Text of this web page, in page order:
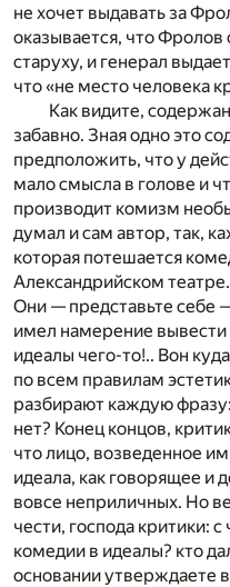
не хочет выдавать за
оказывается, что Фролов
старуху, и генерал
что «не место человека
Как видите,
забавно. Зная одно это
предположить, что у
мало смысла в голове и
производит комизм
думал и сам автор, так,
которая потешается
Александрийском
Они — представьте себе
имел намерение вывести
идеалы чего-то!.. Вон
по всем правилам
разбирают каждую
нет? Конец концов,
что лицо, возведенное
идеала, как говорящее и
вовсе неприличных. Но
чести, господа критики:
комедии в идеалы? кто
основании утверждаете